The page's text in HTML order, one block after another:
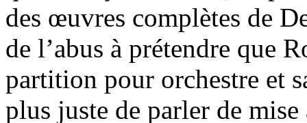
des œuvres complètes de
de l’abus à prétendre que
partition pour orchestre et
plus juste de parler de